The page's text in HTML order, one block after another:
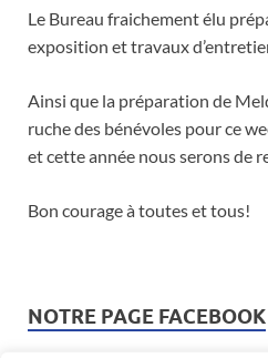
Le Bureau fraichement élu
exposition et travaux
Ainsi que la préparation de
ruche des bénévoles pour ce
et cette année nous serons de
Bon courage à toutes et tous!
NOTRE PAGE FACEBOOK